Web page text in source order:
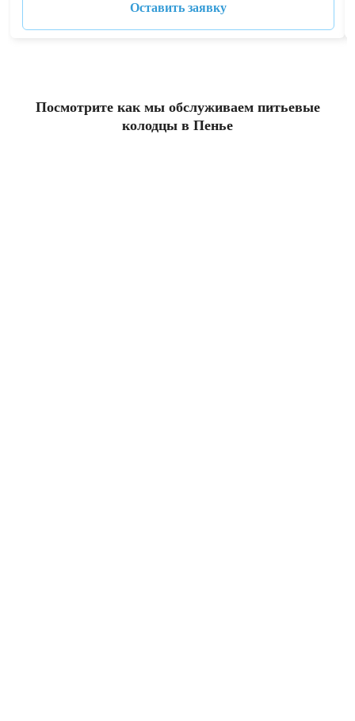
Оставить заявку
Посмотрите как мы обслуживаем питьевые
колодцы в Пенье